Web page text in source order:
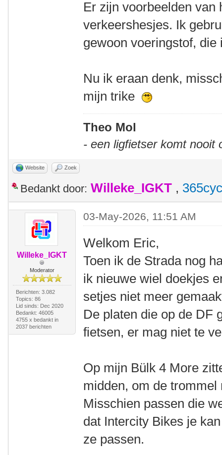
Er zijn voorbeelden van
verkeershesjes. Ik
gewoon voeringstof,
Nu ik eraan denk,
mijn trike
Theo Mol
- een ligfietser komt nooit
Website Zoek
Bedankt door: Willeke_IGKT ,
Willeke_IGKT
Moderator
Berichten: 3.082
Topics: 86
Lid sinds: Dec 2020
Bedankt: 46005
4755 x bedankt in
2037 berichten
03-May-2026, 11:51 AM
Welkom Eric,
Toen ik de Strada nog
ik nieuwe wiel doekjes
setjes niet meer
De platen die op de DF
fietsen, er mag niet te
Op mijn Bülk 4 More
midden, om de trommel
Misschien passen die
dat Intercity Bikes je
ze passen.